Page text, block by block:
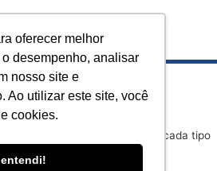
oferecer melhor
desempenho, analisar
nosso site e
Ao utilizar este site, você
cookies.
de perfuração de solo para cada tipo